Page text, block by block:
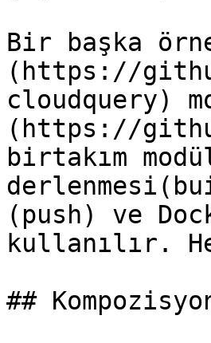
Bir başka
(https://
cloudquery)
(https://
birtakım
(push) ve
kullanılır.
##